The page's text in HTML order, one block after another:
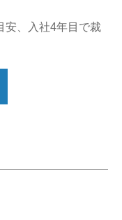
安、入社4年目で裁
フ